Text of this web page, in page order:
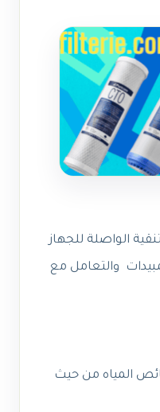
الواصلة للجهاز
والتعامل مع
المياه من حيث